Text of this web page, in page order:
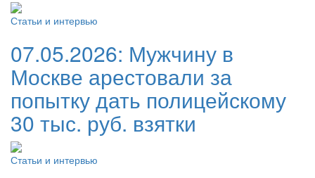
Статьи и интервью
07.05.2026: Мужчину в
Москве арестовали за
попытку дать полицейскому
30 тыс. руб. взятки
Статьи и интервью